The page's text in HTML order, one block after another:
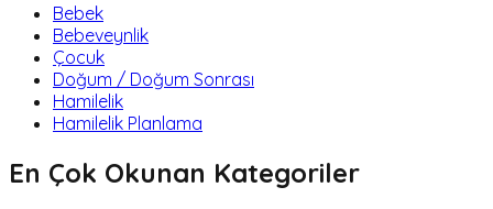
Bebek
Bebeveynlik
Çocuk
Doğum / Doğum Sonrası
Hamilelik
Hamilelik Planlama
En Çok Okunan Kategoriler